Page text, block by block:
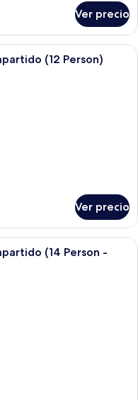
Ver precio
tipo dormitorio con
(12 Person)
Ver precio
con literas, paredes
(14 Person -